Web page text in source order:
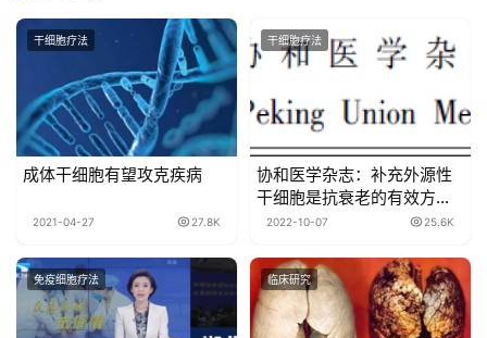
干细胞疗法
成体干细胞有望攻克疾病
2021-04-27 27.8K
干细胞疗法
协和医学杂志：补充外源性
干细胞是抗衰老的有效方
法！盘点近期研究进展
2022-10-07 25.6K
免疫细胞疗法 临床研究